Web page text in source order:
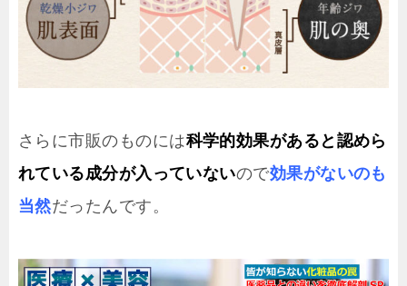
さらに市販のものには科学的効果があると認めら
れている成分が入っていないので効果がないのも
当然だったんです。